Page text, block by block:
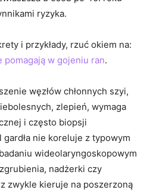
ryzyka.
i przykłady, rzuć okiem na:
w gojeniu ran.
węzłów chłonnych szyi,
zlepień, wymaga
i często biopsji
nie koreluje z typowym
wideolaryngoskopowym
nadżerki czy
zwykle kieruje na poszerzoną